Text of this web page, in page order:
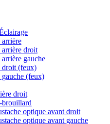
droit
gauche
(feux)
(feux)
droit
optique avant droit
optique avant gauche